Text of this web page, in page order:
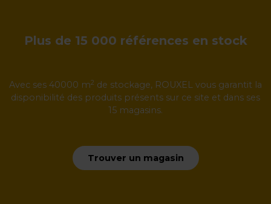
Plus de 15 000 références en stock
Avec ses 40000 m2 de stockage, ROUXEL vous garantit la
disponibilité des produits présents sur ce site et dans ses
15 magasins.
Trouver un magasin